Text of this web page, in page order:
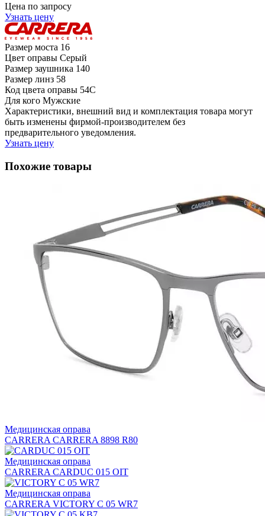
Цена по запросу
Узнать цену
Размер моста 16
Цвет оправы Серый
Размер заушника 140
Размер линз 58
Код цвета оправы 54C
Для кого Мужские
Характеристики, внешний вид и комплектация товара могут
быть изменены фирмой-производителем без
предварительного уведомления.
Узнать цену
Похожие товары
Медицинская оправа
CARRERA CARRERA 8898 R80
Медицинская оправа
CARRERA CARDUC 015 OIT
Медицинская оправа
CARRERA VICTORY C 05 WR7